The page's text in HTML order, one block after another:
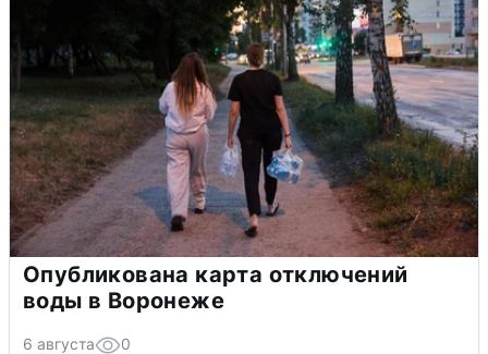
Опубликована карта отключений
воды в Воронеже
6 августа 0